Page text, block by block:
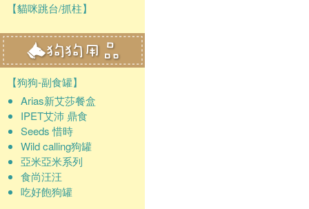
【貓咪跳台/抓柱】
【狗狗-副食罐】
Arias新艾莎餐盒
IPET艾沛 鼎食
Seeds 惜時
Wild calling狗罐
亞米亞米系列
食尚汪汪
吃好飽狗罐